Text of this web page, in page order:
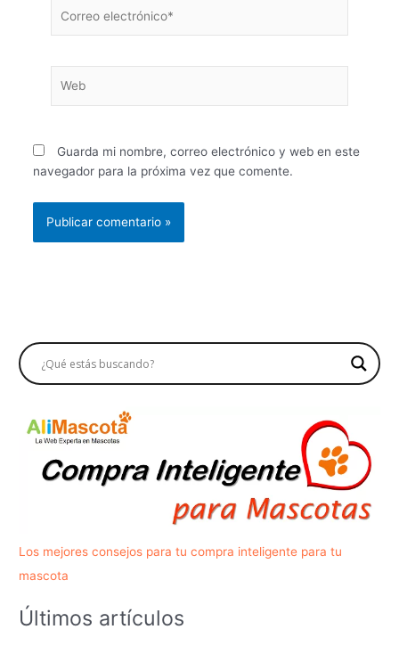
electrónico*
Guarda mi nombre, correo electrónico y web en este
navegador para la próxima vez que comente.
Los mejores consejos para tu compra inteligente para tu
mascota
Últimos artículos